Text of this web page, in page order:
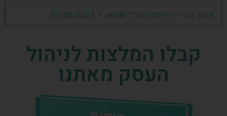
אלעד גרגיר - מייסד ומנכ"ל arcdb
קבלו המלצות לניהול
העסק מאתנו